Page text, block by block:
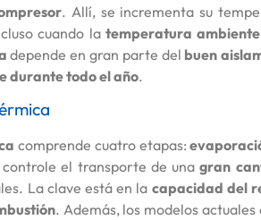
. Allí, se incrementa su
cuando la temperatura
depende en gran parte del buen
durante todo el año.
comprende cuatro etapas:
controle el transporte de unagran
La clave está en la capacidad del
. Además, los modelos